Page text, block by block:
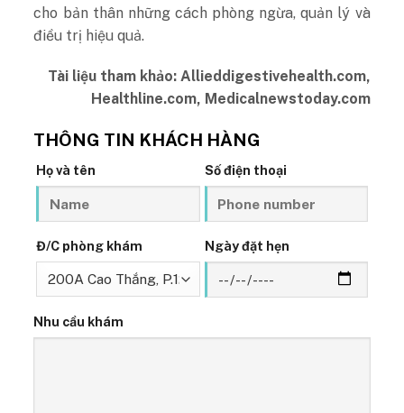
cho bản thân những cách phòng ngừa, quản lý và
điều trị hiệu quả.
Tài liệu tham khảo: Allieddigestivehealth.com,
Healthline.com, Medicalnewstoday.com
THÔNG TIN KHÁCH HÀNG
Họ và tên Số điện thoại
Đ/C phòng khám Ngày đặt hẹn
Nhu cầu khám